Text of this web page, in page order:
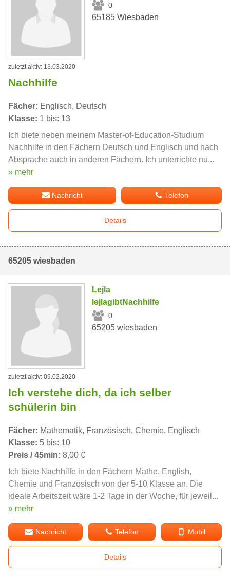
0
65185 Wiesbaden
zuletzt aktiv: 13.03.2020
Nachhilfe
Fächer: Englisch, Deutsch
Klasse: 1 bis: 13
Ich biete neben meinem Master-of-Education-Studium
Nachhilfe in den Fächern Deutsch und Englisch und nach
Absprache auch in anderen Fächern. Ich unterrichte nu...
» mehr
Nachricht Telefon
Details
65205 wiesbaden
Lejla
lejlagibtNachhilfe
0
65205 wiesbaden
zuletzt aktiv: 09.02.2020
Ich verstehe dich, da ich selber
schülerin bin
Fächer: Mathematik, Französisch, Chemie, Englisch
Klasse: 5 bis: 10
Preis / 45min: 8,00 €
Ich biete Nachhilfe in den Fächern Mathe, English,
Chemie und Französisch von der 5-10 Klasse an. Die
ideale Arbeitszeit wäre 1-2 Tage in der Woche, für jeweil...
» mehr
Nachricht Telefon Mobil
Details